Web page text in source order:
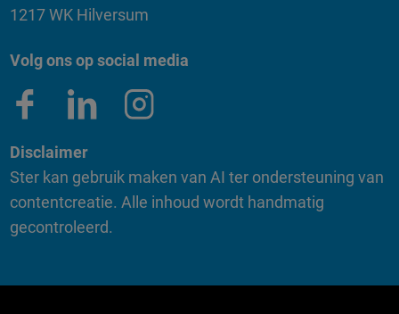
1217 WK Hilversum
Volg ons op social media
Disclaimer
Ster kan gebruik maken van AI ter ondersteuning van
contentcreatie. Alle inhoud wordt handmatig
gecontroleerd.